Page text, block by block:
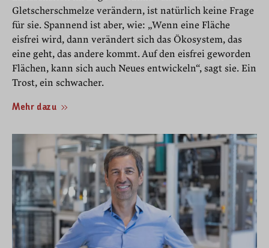
Gletscherschmelze verändern, ist natürlich keine Frage
für sie. Spannend ist aber, wie: „Wenn eine Fläche
eisfrei wird, dann verändert sich das Ökosystem, das
eine geht, das andere kommt. Auf den eisfrei geworden
Flächen, kann sich auch Neues entwickeln“, sagt sie. Ein
Trost, ein schwacher.
Mehr dazu